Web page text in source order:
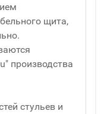
щита,
производства
стульев и